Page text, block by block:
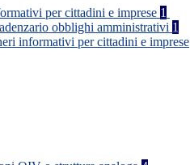
per cittadini e imprese 1
obblighi amministrativi 1
informativi per cittadini e imprese